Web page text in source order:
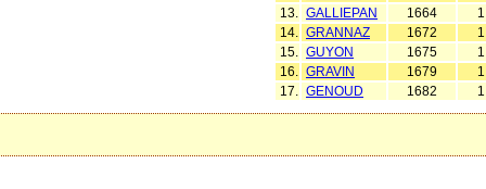
13.
GALLIEPAN 1664
1
14.
GRANNAZ 1672
1
15.
GUYON 1675
1
16.
GRAVIN 1679
1
17.
GENOUD 1682 1